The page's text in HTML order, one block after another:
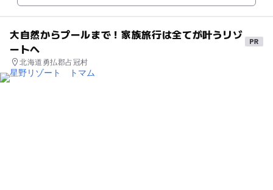
大自然からプールまで！家族旅行は全てが叶うリゾ
ートへ
北海道勇払郡占冠村